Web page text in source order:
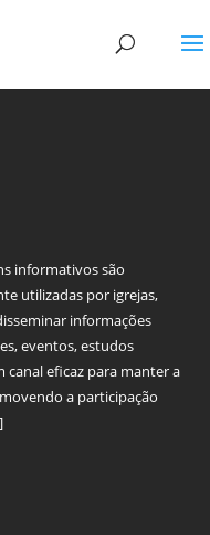
informativos são
utilizadas por igrejas,
informações
eventos, estudos
canal eficaz para manter a
a participação